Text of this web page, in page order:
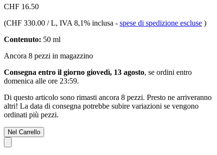
CHF 16.50
(CHF 330.00 / L, IVA 8,1% inclusa - spese di spedizione escluse )
Contenuto: 50 ml
Ancora 8 pezzi in magazzino
Consegna entro il giorno giovedì, 13 agosto, se ordini entro
domenica alle ore 23:59.
Di questo articolo sono rimasti ancora 8 pezzi. Presto ne arriveranno
altri! La data di consegna potrebbe subire variazioni se vengono
ordinati più pezzi.
Nel Carrello